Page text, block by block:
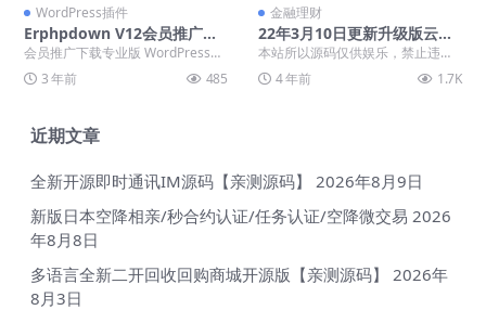
WordPress插件
Erphpdown V12会员推广下
载-付费下载资源与查看内容的
丨WordPress付费插件推荐
会员推广下载专业版 WordPress插
件（erphpdown）是模板兔开发的
一...3 年前 485
金融理财
22年3月10日更新升级版云授
权挖矿盗u源码-秒u源码带视
频搭建教
本站所以源码仅供娱乐，禁止违法
行为，学技术是懂得防护自己，禁
止线上运营-请在下载...
4 年前 1.7K
近期文章
全新开源即时通讯IM源码【亲测源码】
2026年8月9日
新版日本空降相亲/秒合约认证/任务认证/空降微交易 2026
年8月8日
多语言全新二开回收回购商城开源版【亲测源码】
2026年
8月3日